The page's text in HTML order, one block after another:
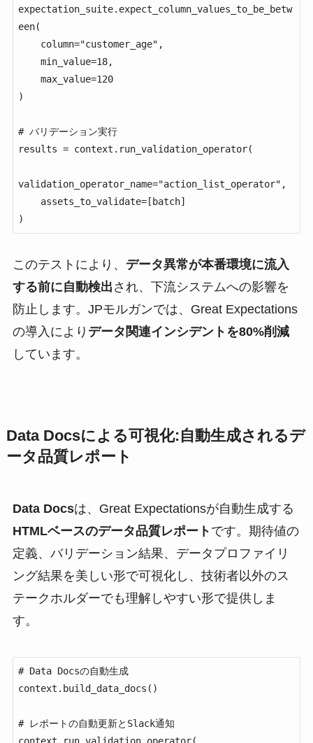
expectation_suite.expect_column_values_to_be_betw
een(
)
# バリデーション実行
results = context.run_validation_operator(
validation_operator_name="action_list_operator",
)
このテストにより、 データ異常が本番環境に流入
する前に自動検出 され、下流システムへの影響を
防止します。JPモルガンでは、Great Expectations
の導入により データ関連インシデントを80%削減
しています。
Data Docsによる可視化:自動生成されるデ
ータ品質レポート
Data Docsは、Great Expectationsが自動生成する
HTMLベースのデータ品質レポート です。期待値の
定義、バリデーション結果、データプロファイリ
ング結果を美しい形で可視化し、技術者以外のス
テークホルダーでも理解しやすい形で提供しま
す。
# Data Docsの自動生成
context.build_data_docs()
# レポートの自動更新とSlack通知
context.run_validation_operator(